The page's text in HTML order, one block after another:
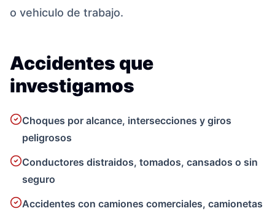
o vehiculo de trabajo.
Accidentes que
investigamos
Choques por alcance, intersecciones y giros
peligrosos
Conductores distraidos, tomados, cansados o sin
seguro
Accidentes con camiones comerciales, camionetas